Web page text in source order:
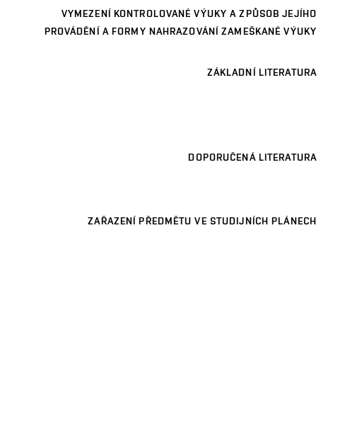
VYMEZENÍ KONTROLOVANÉ VÝUKY A ZPŮSOB JEJÍHO
PROVÁDĚNÍ A FORMY NAHRAZOVÁNÍ ZAMEŠKANÉ VÝUKY
ZÁKLADNÍ LITERATURA
DOPORUČENÁ LITERATURA
ZAŘAZENÍ PŘEDMĚTU VE STUDIJNÍCH PLÁNECH